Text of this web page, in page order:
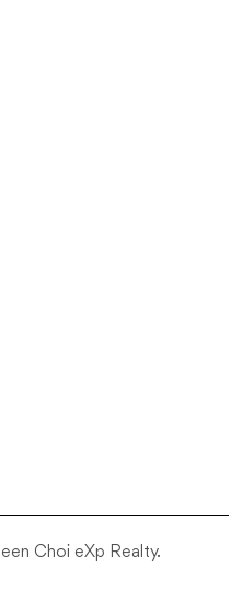
Choi eXp Realty.